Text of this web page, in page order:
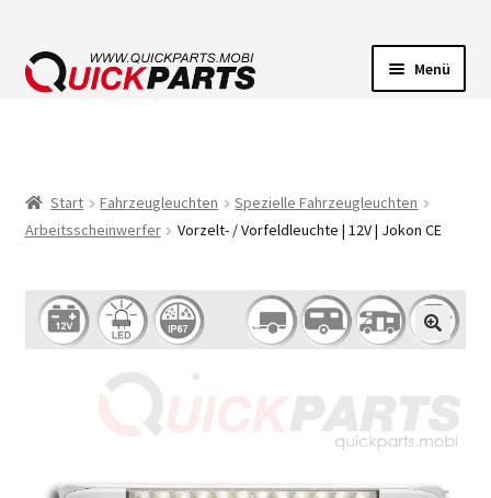
Menü
FÖRDERPUMPEN
HUPEN
Start Fahrzeugleuchten
Spezielle Fahrzeugleuchten
Arbeitsscheinwerfer
Vorzelt- / Vorfeldleuchte | 12V | Jokon CE